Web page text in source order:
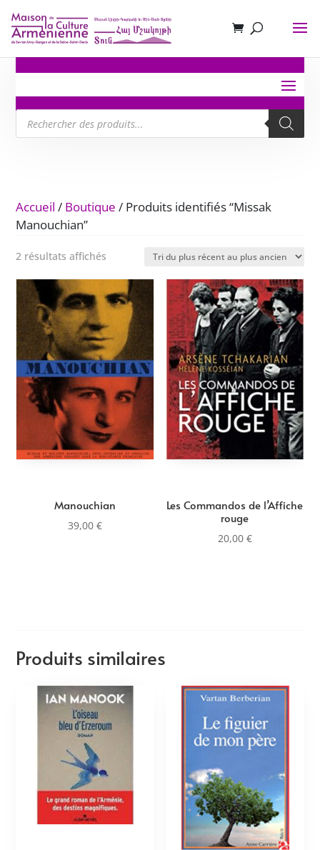
Recherche
de
produits
Accueil / Boutique / Produits identifiés “Missak
Manouchian”
2 résultats affichés
plus
récent
au
plus
ancien
Manouchian
39,00€
Les Commandos de l’Affiche
rouge
20,00 €
Produits similaires